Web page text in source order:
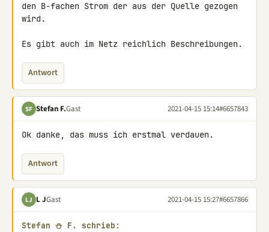
den B-fachen Strom der aus der Quelle gezogen
wird.
Es gibt auch im Netz reichlich Beschreibungen.
Antwort
SF Stefan F.Gast 2021-04-15 15:14#6657843
Ok danke, das muss ich erstmal verdauen.
Antwort
LJ L JGast 2021-04-15 15:27#6657866
Stefan ⛄ F. schrieb: